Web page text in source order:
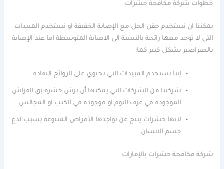
خطوات شركة مكافحة حشرات
يمكننا ان نستخدم حقن الجل مع الإصابة الخفيفة او نستخدم المبيدات
التي لا توجد معها رائحة بالنسبة الى الاصابة المتوسطة اما عند الإصابة
بالصراصير بشكل كبير كما:
إننا نستخدم المبيدات التي تحتوي على الروائح النفاذة .
شركتنا من الشركات التي يمكنها أن ترش حشرة بق الفراش
الموجودة في غرف النوم او موجوده في الكنب او المجالس .
لانها حشرات ينتج عن تواجدها الأمراض المتنوعة بسبب لدغ
جسم الانسان .
شركة مكافحة حشرات بالإمارات